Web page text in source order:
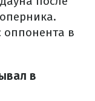
оппонента в
в